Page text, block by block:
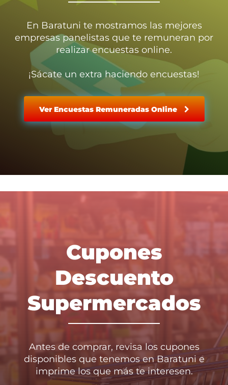
En Baratuni te mostramos las mejores
empresas panelistas que te remuneran por
realizar encuestas online.
¡Sácate un extra haciendo encuestas!
Ver Encuestas Remuneradas Online
Cupones
Descuento
Supermercados
Antes de comprar, revisa los cupones
disponibles que tenemos en Baratuni e
imprime los que más te interesen.